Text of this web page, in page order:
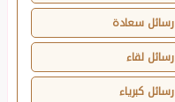
رسائل سعادة
رسائل لقاء
رسائل كبرياء